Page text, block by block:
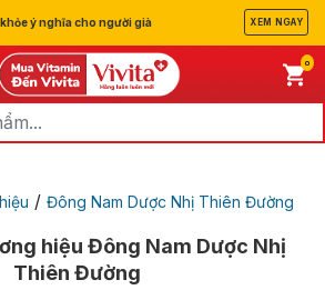
ý nghĩa cho người già XEM NGAY
0
/ Đông Nam Dược Nhị Thiên Đường
hiệu Đông Nam Dược Nhị
Thiên Đường